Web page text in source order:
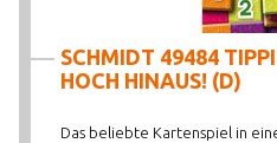
SCHMIDT 49484
HOCH HINAUS! (D)
Das beliebte Kartenspiel in